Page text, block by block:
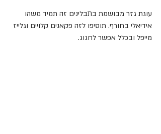
עוגת גזר מבושמת בתבלינים זה תמיד משהו
אידיאלי בחורף. תוסיפו לזה פקאנים קלויים וגלייז
מייפל ובכלל אפשר לחגוג.